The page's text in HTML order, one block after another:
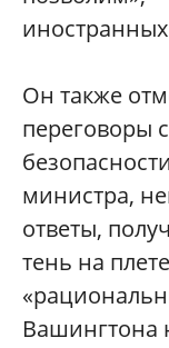
Он также
переговоры
министра,
ответы,
тень на
Вашингтона